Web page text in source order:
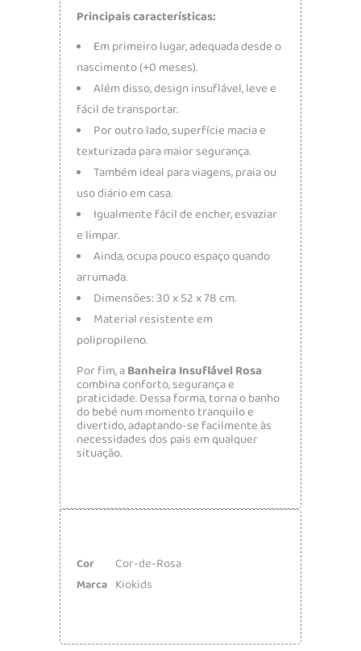
Principais características:
Em primeiro lugar, adequada desde o
nascimento (+0 meses).
Além disso, design insuflável, leve e
fácil de transportar.
Por outro lado, superfície macia e
texturizada para maior segurança.
Também ideal para viagens, praia ou
uso diário em casa.
Igualmente fácil de encher, esvaziar
e limpar.
Ainda, ocupa pouco espaço quando
arrumada.
Dimensões: 30 x 52 x 78 cm.
Material resistente em
polipropileno.
Por fim, aBanheira Insuflável Rosa
combina conforto, segurança e
praticidade. Dessa forma, torna o banho
do bebé num momento tranquilo e
divertido, adaptando-se facilmente às
necessidades dos pais em qualquer
situação.
Cor Cor-de-Rosa
Marca Kiokids